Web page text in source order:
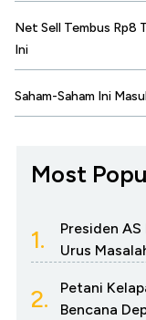
Net Sell Tembus Rp8
Ini
Saham-Saham Ini
Most
1.
Presiden
Urus
2.
Petani
Bencana